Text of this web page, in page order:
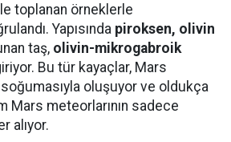
toplanan örneklerle
Yapısında piroksen, olivin
taş, olivin-mikrogabroik
Bu tür kayaçlar, Mars
soğumasıyla oluşuyor ve oldukça
Mars meteorlarının sadece
alıyor.